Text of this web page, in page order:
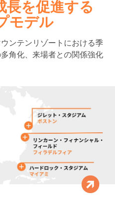
長を促進する
モデル
ンテンリゾートにおける季
角化、来場者との関係強化